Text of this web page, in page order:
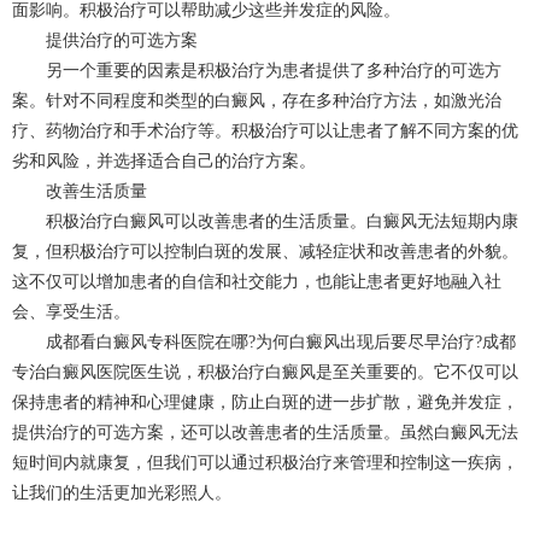
面影响。积极治疗可以帮助减少这些并发症的风险。
提供治疗的可选方案
另一个重要的因素是积极治疗为患者提供了多种治疗的可选方
案。针对不同程度和类型的白癜风，存在多种治疗方法，如激光治
疗、药物治疗和手术治疗等。积极治疗可以让患者了解不同方案的优
劣和风险，并选择适合自己的治疗方案。
改善生活质量
积极治疗白癜风可以改善患者的生活质量。白癜风无法短期内康
复，但积极治疗可以控制白斑的发展、减轻症状和改善患者的外貌。
这不仅可以增加患者的自信和社交能力，也能让患者更好地融入社
会、享受生活。
成都看白癜风专科医院在哪?为何白癜风出现后要尽早治疗?成都
专治白癜风医院医生说，积极治疗白癜风是至关重要的。它不仅可以
保持患者的精神和心理健康，防止白斑的进一步扩散，避免并发症，
提供治疗的可选方案，还可以改善患者的生活质量。虽然白癜风无法
短时间内就康复，但我们可以通过积极治疗来管理和控制这一疾病，
让我们的生活更加光彩照人。